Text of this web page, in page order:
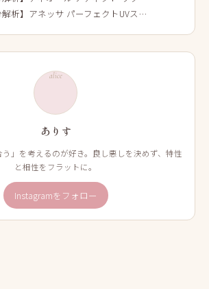
解析】アネッサ パーフェクトUVス…
alice
ありす
」を考えるのが好き。良し悪しを決めず、特性
と相性をフラットに。
Instagramをフォロー